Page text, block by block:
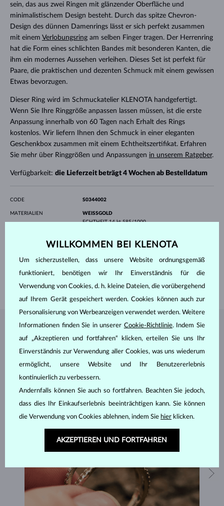
sein, das aus zwei Ringen mit glänzender Oberfläche und
minimalistischem Design besteht. Durch das spitze Chevron-
Design des dünnen Damenrings lässt er sich perfekt zusammen
mit einem Verlobungsringam selben Finger tragen. Der Herrenring
hat die Form eines schlichten Bandes mit besonderen Kanten, die
ihm ein modernes Aussehen verleihen. Dieses Set ist perfekt für
Paare, die praktischen und dezenten Schmuck mit einem gewissen
Etwas bevorzugen.
Dieser Ring wird im Schmuckatelier KLENOTA handgefertigt.
Wenn Sie Ihre Ringgröße anpassen lassen müssen, ist die erste
Anpassung innerhalb von 60 Tagen nach Erhalt des Rings
kostenlos. Wir liefern Ihnen den Schmuck in einer eleganten
Geschenkbox zusammen mit einem Echtheitszertifikat. Erfahren
Sie mehr über Ringgrößen und Anpassungen in unserem Ratgeber.
Verfügbarkeit: die Lieferzeit beträgt 4 Wochen ab Bestelldatum
CODE S0344002
MATERIALIEN
WEISSGOLD
ECHTHEIT14 kt 585/1000
HERKUNFTnatürlich
BREITE DAMENRING 1.45 mm
BREITE HERRENRING 3.00 mm
GEWICHT 4.30 g
KLENOTA ATELIER
WILLKOMMEN BEI KLENOTA
Um sicherzustellen, dass unsere Website ordnungsgemäß
funktioniert, benötigen wir Ihr Einverständnis für die
Verwendung von Cookies, d. h. kleine Dateien, die vorübergehend
auf Ihrem Gerät gespeichert werden. Cookies können auch zur
Personalisierung von Werbeanzeigen verwendet werden. Weitere
Informationen finden Sie in unserer Cookie-Richtlinie. Indem Sie
auf „Akzeptieren und fortfahren“ klicken, erteilen Sie uns Ihr
Einverständnis zur Verwendung aller Cookies, was uns wiederum
ermöglicht, unsere Website und Ihr Benutzererlebnis
kontinuierlich zu verbessern.
Andernfalls können Sie auch so fortfahren. Beachten Sie jedoch,
dass dies Ihr Einkaufserlebnis beeinträchtigen kann. Sie können
die Verwendung von Cookies ablehnen, indem Sie hier klicken.
AKZEPTIEREN UND FORTFAHREN